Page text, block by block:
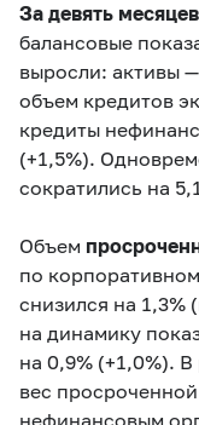
За девять месяцев
балансовые
выросли: активы
объем кредитов
кредиты
(+1,5%).
сократились на
Объем
по
снизился на 1,3% (
на динамику
на 0,9% (+1,0%). В
вес
нефинансовым